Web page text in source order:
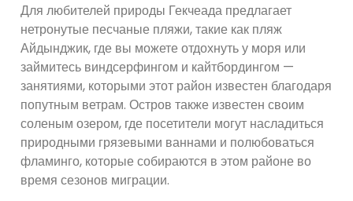
Для любителей природы Гекчеада предлагает
нетронутые песчаные пляжи, такие как пляж
Айдынджик, где вы можете отдохнуть у моря или
займитесь виндсерфингом и кайтбордингом —
занятиями, которыми этот район известен благодаря
попутным ветрам. Остров также известен своим
соленым озером, где посетители могут насладиться
природными грязевыми ваннами и полюбоваться
фламинго, которые собираются в этом районе во
время сезонов миграции.